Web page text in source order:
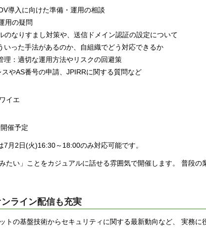
導入に向けた準備・運用の相談
用の疑問
のなりすまし対策や、送信ドメイン認証の設定について
いった手法があるのか、自組織でどう対応できるか
理：適切な運用方法やリスクの回避策
やAS番号の申請、JPIRRに関する質問など
イエ
催予定
月2日(火)16:30～18:00のみ対応可能です。
たい」ことをカジュアルに話せる雰囲気で開催します。 普段
ライン配信も充実
トの基盤技術からセキュリティに関する最新動向など、 実務に